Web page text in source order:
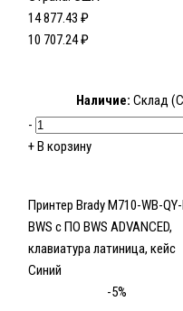
14 877.43 ₽
10 707.24 ₽
Наличие: Склад
-
+В корзину
Принтер Brady M710-WB-QY-
BWS c ПО BWS ADVANCED,
клавиатура латиница, кейс
Синий
-5%